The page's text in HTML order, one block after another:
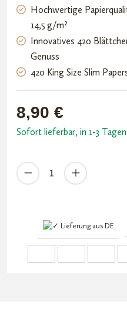
Hochwertige
14,5 g/m²
Innovatives 420
Genuss
420 King Size Slim
8,90 €
Sofort lieferbar, in 1-3
PURIZE
420
King
Slim
Menge
Lieferung aus DE